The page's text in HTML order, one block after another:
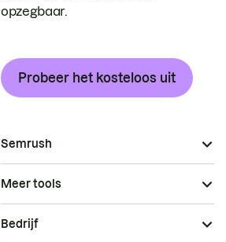
opzegbaar.
Probeer het kosteloos uit
Semrush
Meer tools
Bedrijf